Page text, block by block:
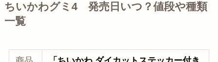
ちいかわグミ4 発売日いつ？値段や種類
一覧